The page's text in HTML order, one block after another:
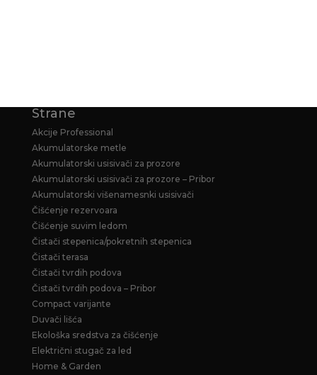
Strane
Akcije Professional
Akumulatorske metle
Akumulatorski usisivači za prozore
Akumulatorski usisivači za prozore – Pribor
Akumulatorski višenamesnki usisivači
Čišćenje rezervoara
Čišćenje suvim ledom
Čistači stepenica/pokretnih stepenica
Čistači terasa
Čistači tvrdih podova
Čistači tvrdih podova – Pribor
Compact varijante
Duvači lišća
Ekološka sredstva za čišćenje
Električni stugač za led
Home & Garden